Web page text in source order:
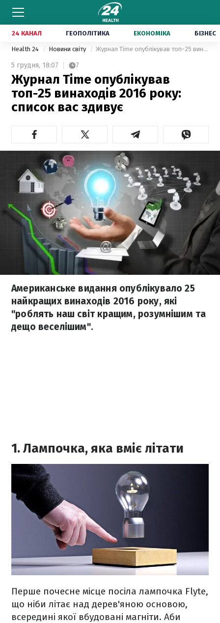
24 КАНАЛ ГЕОПОЛІТИКА ЕКОНОМІКА БІЗНЕС
Health 24 Новини світу Журнал Time опублікував топ-25 винаходів 2016 року: список вас здивує
5 грудня, 18:07 7
Журнал Time опублікував
топ-25 винаходів 2016 року:
список вас здивує
Американське видання опублікувало 25
найкращих винаходів 2016 року, які
"роблять наш світ кращим, розумнішим та
дещо веселішим".
1. Лампочка, яка вміє літати
Перше почесне місце посіла лампочка Flyte,
що ніби літає над дерев'яною основою,
всередині якої вбудовані магніти. Аби